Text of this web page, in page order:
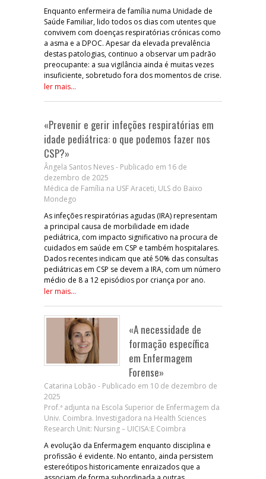
Enquanto enfermeira de família numa Unidade de
Saúde Familiar, lido todos os dias com utentes que
convivem com doenças respiratórias crónicas como
a asma e a DPOC. Apesar da elevada prevalência
destas patologias, continuo a observar um padrão
preocupante: a sua vigilância ainda é muitas vezes
insuficiente, sobretudo fora dos momentos de crise.
ler mais...
«Prevenir e gerir infeções respiratórias em
idade pediátrica: o que podemos fazer nos
CSP?»
Ângela Santos Neves - Publicado em 16 de
dezembro de 2025
Médica de Família na USF Araceti, ULS do Baixo
Mondego
As infeções respiratórias agudas (IRA) representam
a principal causa de morbilidade em idade
pediátrica, com impacto significativo na procura de
cuidados em saúde em CSP e também hospitalares.
Dados recentes indicam que até 50% das consultas
pediátricas em CSP se devem a IRA, com um número
médio de 8 a 12 episódios por criança por ano.
ler mais...
«A necessidade de
formação específica
em Enfermagem
Forense»
Catarina Lobão - Publicado em 10 de dezembro de
2025
Prof.ª adjunta na Escola Superior de Enfermagem da
Univ. Coimbra. Investigadora na Health Sciences
Research Unit: Nursing – UICISA:E Coimbra
A evolução da Enfermagem enquanto disciplina e
profissão é evidente. No entanto, ainda persistem
estereótipos historicamente enraizados que a